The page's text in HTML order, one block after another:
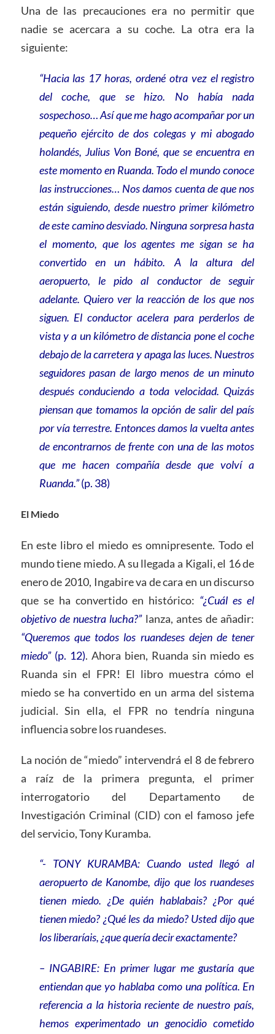
Una de las precauciones era no permitir que
nadie se acercara a su coche. La otra era la
siguiente:
“Hacia las 17 horas, ordené otra vez el registro
del coche, que se hizo. No había nada
sospechoso… Así que me hago acompañar por un
pequeño ejército de dos colegas y mi abogado
holandés, Julius Von Boné, que se encuentra en
este momento en Ruanda. Todo el mundo conoce
las instrucciones… Nos damos cuenta de que nos
están siguiendo, desde nuestro primer kilómetro
de este camino desviado. Ninguna sorpresa hasta
el momento, que los agentes me sigan se ha
convertido en un hábito. A la altura del
aeropuerto, le pido al conductor de seguir
adelante. Quiero ver la reacción de los que nos
siguen. El conductor acelera para perderlos de
vista y a un kilómetro de distancia pone el coche
debajo de la carretera y apaga las luces. Nuestros
seguidores pasan de largo menos de un minuto
después conduciendo a toda velocidad. Quizás
piensan que tomamos la opción de salir del país
por vía terrestre. Entonces damos la vuelta antes
de encontrarnos de frente con una de las motos
que me hacen compañía desde que volví a
Ruanda.”(p. 38)
El Miedo
En este libro el miedo es omnipresente. Todo el
mundo tiene miedo. A su llegada a Kigali, el 16 de
enero de 2010, Ingabire va de cara en un discurso
que se ha convertido en histórico: “¿Cuál es el
objetivo de nuestra lucha?” lanza, antes de añadir:
“Queremos que todos los ruandeses dejen de tener
miedo” (p. 12). Ahora bien, Ruanda sin miedo es
Ruanda sin el FPR! El libro muestra cómo el
miedo se ha convertido en un arma del sistema
judicial. Sin ella, el FPR no tendría ninguna
influencia sobre los ruandeses.
La noción de “miedo” intervendrá el 8 de febrero
a raíz de la primera pregunta, el primer
interrogatorio del Departamento de
Investigación Criminal (CID) con el famoso jefe
del servicio, Tony Kuramba.
“- TONY KURAMBA: Cuando usted llegó al
aeropuerto de Kanombe, dijo que los ruandeses
tienen miedo. ¿De quién hablabais? ¿Por qué
tienen miedo? ¿Qué les da miedo? Usted dijo que
los liberaríais, ¿que quería decir exactamente?
– INGABIRE: En primer lugar me gustaría que
entiendan que yo hablaba como una política. En
referencia a la historia reciente de nuestro país,
hemos experimentado un genocidio cometido